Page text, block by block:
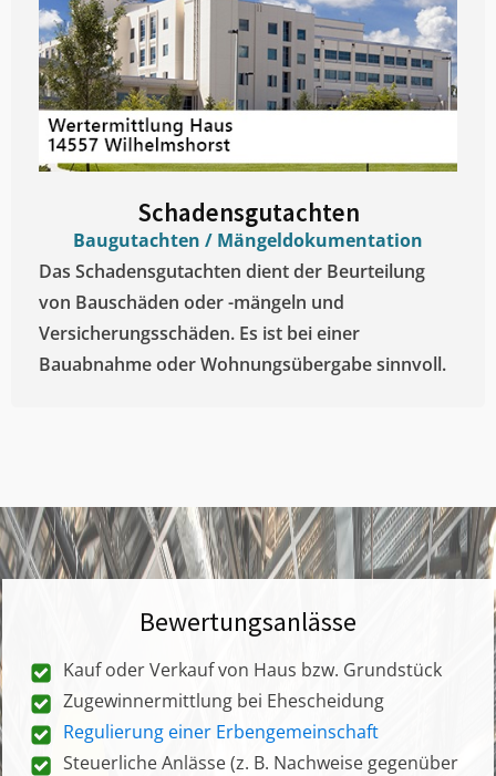
Schadensgutachten
Baugutachten / Mängeldokumentation
Das Schadensgutachten dient der Beurteilung
von Bauschäden oder -mängeln und
Versicherungsschäden. Es ist bei einer
Bauabnahme oder Wohnungsübergabe sinnvoll.
Bewertungsanlässe
Kauf oder Verkauf von Haus bzw. Grundstück
Zugewinnermittlung bei Ehescheidung
Regulierung einer Erbengemeinschaft
Steuerliche Anlässe (z. B. Nachweise gegenüber